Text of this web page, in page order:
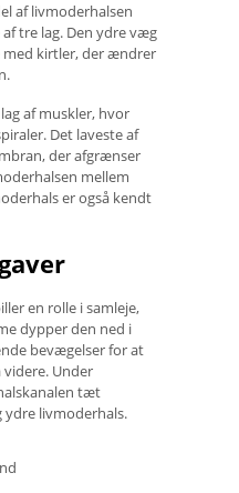
af livmoderhalsen
tre lag. Den ydre væg
med kirtler, der ændrer
af muskler, hvor
Det laveste af
der afgrænser
mellem
er også kendt
en rolle i samleje,
dypper den ned i
bevægelser for at
Under
tæt
ydre livmoderhals.